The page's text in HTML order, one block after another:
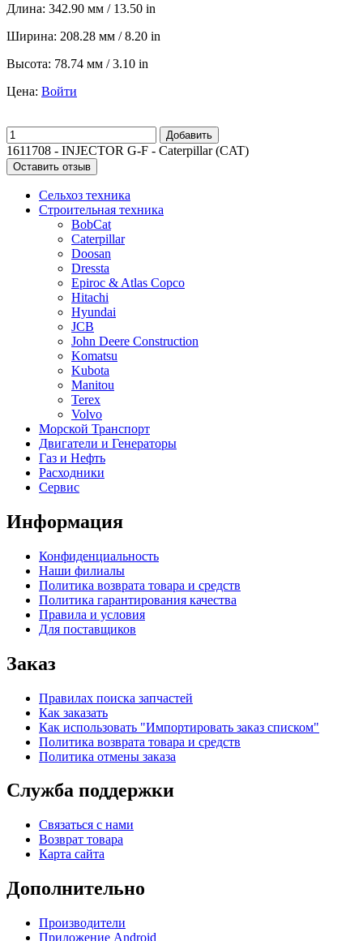
Длина: 342.90 мм / 13.50 in
Ширина: 208.28 мм / 8.20 in
Высота: 78.74 мм / 3.10 in
Цена: Войти
Добавить
1611708 - INJECTOR G-F - Caterpillar (CAT)
Оставить отзыв
Сельхоз техника
Строительная техника
BobCat
Caterpillar
Doosan
Dressta
Epiroc & Atlas Copco
Hitachi
Hyundai
JCB
John Deere Construction
Komatsu
Kubota
Manitou
Terex
Volvo
Морской Транспорт
Двигатели и Генераторы
Газ и Нефть
Расходники
Сервис
Информация
Конфиденциальность
Наши филиалы
Политика возврата товара и средств
Политика гарантирования качества
Правила и условия
Для поставщиков
Заказ
Правилах поиска запчастей
Как заказать
Как использовать "Импортировать заказ списком"
Политика возврата товара и средств
Политика отмены заказа
Служба поддержки
Связаться с нами
Возврат товара
Карта сайта
Дополнительно
Производители
Приложение Android